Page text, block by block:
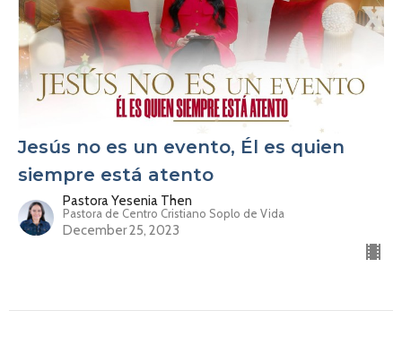
Jesús no es un evento, Él es quien
siempre está atento
Pastora Yesenia Then
Pastora de Centro Cristiano Soplo de Vida
December 25, 2023